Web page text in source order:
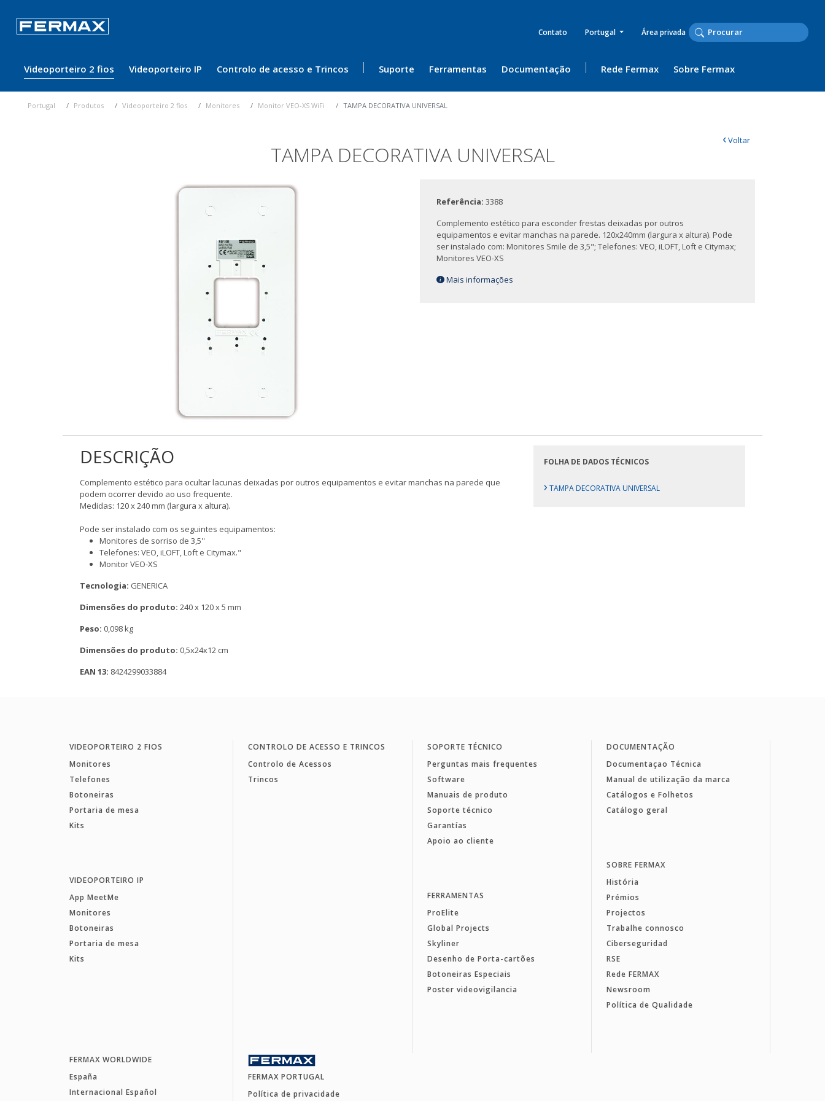
Contato Portugal Área privada
Videoporteiro 2 fios Videoporteiro IP Controlo de acesso e Trincos Suporte Ferramentas Documentação Rede Fermax Sobre Fermax
Portugal Produtos Videoporteiro 2 fios Monitores Monitor VEO-XS WiFi TAMPA DECORATIVA UNIVERSAL
TAMPA DECORATIVA UNIVERSAL
‹Voltar
Referência:3388
Complemento estético para esconder frestas deixadas por outros
equipamentos e evitar manchas na parede. 120x240mm (largura x altura). Pode
ser instalado com: Monitores Smile de 3,5"; Telefones: VEO, iLOFT, Loft e Citymax;
Monitores VEO-XS
Mais informações
DESCRIÇÃO
Complemento estético para ocultar lacunas deixadas por outros equipamentos e evitar manchas na parede que
podem ocorrer devido ao uso frequente.
Medidas: 120 x 240 mm (largura x altura).
Pode ser instalado com os seguintes equipamentos:
Monitores de sorriso de 3,5''
Telefones: VEO, iLOFT, Loft e Citymax."
Monitor VEO-XS
Tecnologia: GENERICA
Dimensões do produto: 240 x 120 x 5 mm
Peso: 0,098 kg
Dimensões do produto: 0,5x24x12 cm
EAN 13: 8424299033884
FOLHA DE DADOS TÉCNICOS
› TAMPA DECORATIVA UNIVERSAL
VIDEOPORTEIRO 2 FIOS
Monitores
Telefones
Botoneiras
Portaria de mesa
Kits
VIDEOPORTEIRO IP
App MeetMe
Monitores
Botoneiras
Portaria de mesa
Kits
CONTROLO DE ACESSO E TRINCOS
Controlo de Acessos
Trincos
SOPORTE TÉCNICO
Perguntas mais frequentes
Software
Manuais de produto
Soporte técnico
Garantías
Apoio ao cliente
FERRAMENTAS
ProElite
Global Projects
Skyliner
Desenho de Porta-cartões
Botoneiras Especiais
Poster videovigilancia
DOCUMENTAÇÃO
Documentaçao Técnica
Manual de utilização da marca
Catálogos e Folhetos
Catálogo geral
SOBRE FERMAX
História
Prémios
Projectos
Trabalhe connosco
Ciberseguridad
RSE
Rede FERMAX
Newsroom
Política de Qualidade
FERMAX WORLDWIDE
España
Internacional Español
FERMAX PORTUGAL
Política de privacidade